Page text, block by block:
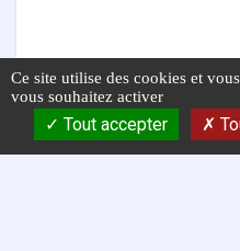
Ce site utilise des cookies et
vous souhaitez activer
Tout accepter